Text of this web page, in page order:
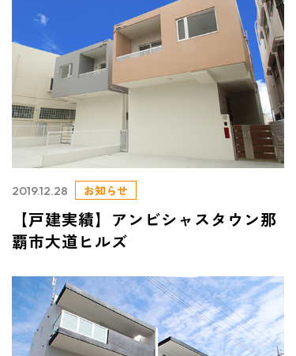
2019.12.28 お知らせ
【戸建実績】アンビシャスタウン那
覇市大道ヒルズ